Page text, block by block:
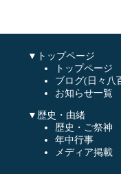
▼トップページ
トップページ
ブログ(日々八
お知らせ一覧
▼歴史・由緒
歴史・ご祭神
年中行事
メディア掲載